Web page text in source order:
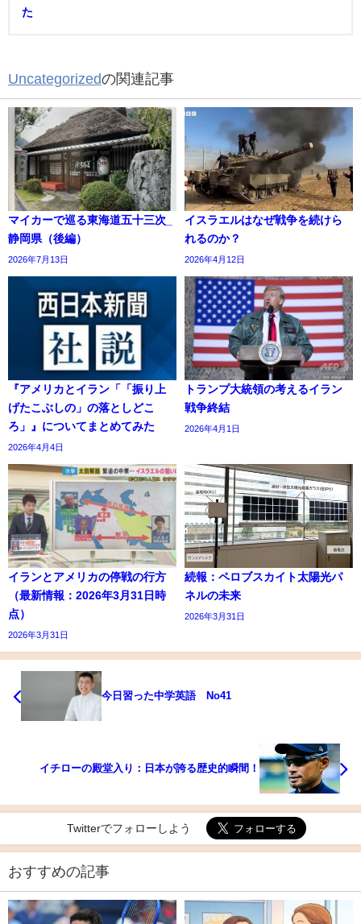
た
Uncategorizedの関連記事
マイカーで巡る東海道五十三次_
静岡県（後編）
2026年7月13日
イスラエルはなぜ戦争を続けら
れるのか？
2026年4月12日
『アメリカとイラン「「振り上
げたこぶしの」の落としどこ
ろ」』についてまとめてみた
2026年4月4日
トランプ大統領の考えるイラン
戦争終結
2026年4月1日
イランとアメリカの停戦の行方
（最新情報：2026年3月31日時
点）
2026年3月31日
続報：ペロブスカイト太陽光パ
ネルの未来
2026年3月31日
今日習った中学英語 No41
イチローの殿堂入り：日本が誇る歴史的瞬間！
Twitterでフォローしよう
おすすめの記事